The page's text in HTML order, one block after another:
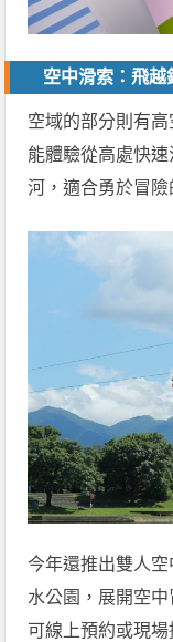
空中滑索：飛越
空域的部分則有高
能體驗從高處快
河，適合勇於冒
今年還推出雙人空
水公園，展開空中
可線上預約或現場